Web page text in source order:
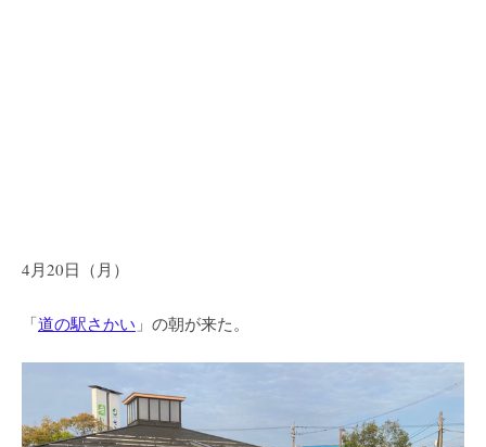
4月20日（月）
「道の駅さかい 」の朝が来た。